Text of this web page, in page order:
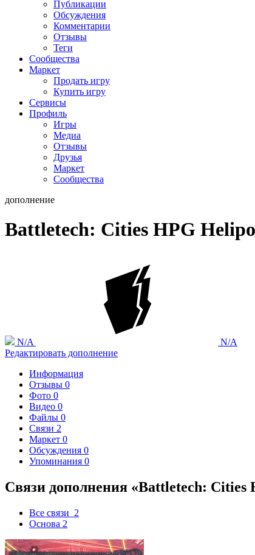
Публикации
Обсуждения
Комментарии
Отзывы
Теги
Сообщества
Маркет
Продать игру
Купить игру
Сервисы
Профиль
Игры
Медиа
Отзывы
Друзья
Маркет
Сообщества
дополнение
Battletech: Cities HPG
N/A
N/A
Редактировать дополнение
Информация
Отзывы 0
Фото 0
Видео 0
Файлы 0
Связи 2
Маркет 0
Обсуждения 0
Упоминания 0
Связи дополнения «Battletech:
Все связи 2
Основа 2